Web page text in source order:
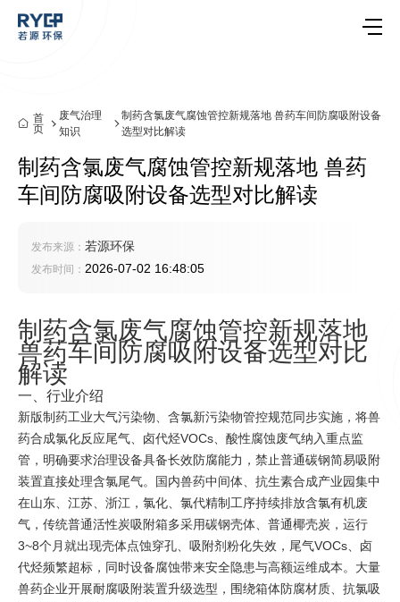
首
页
废气治理
知识
制药含氯废气腐蚀管控新规落地 兽药车间防腐吸附设备
选型对比解读
制药含氯废气腐蚀管控新规落地 兽药
车间防腐吸附设备选型对比解读
发布来源： 若源环保
发布时间： 2026-07-02 16:48:05
制药含氯废气腐蚀管控新规落地
兽药车间防腐吸附设备选型对比
解读
一、行业介绍
新版制药工业大气污染物、含氯新污染物管控规范同步实施，将兽
药合成氯化反应尾气、卤代烃VOCs、酸性腐蚀废气纳入重点监
管，明确要求治理设备具备长效防腐能力，禁止普通碳钢简易吸附
装置直接处理含氯尾气。国内兽药中间体、抗生素合成产业园集中
在山东、江苏、浙江，氯化、氯代精制工序持续排放含氯有机废
气，传统普通活性炭吸附箱多采用碳钢壳体、普通椰壳炭，运行
3~8个月就出现壳体点蚀穿孔、吸附剂粉化失效，尾气VOCs、卤
代烃频繁超标，同时设备腐蚀带来安全隐患与高额运维成本。大量
兽药企业开展耐腐吸附装置升级选型，围绕箱体防腐材质、抗氯吸